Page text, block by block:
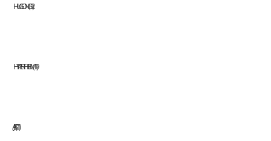
HUGONG12
HYPERTHERM19
JASIC11